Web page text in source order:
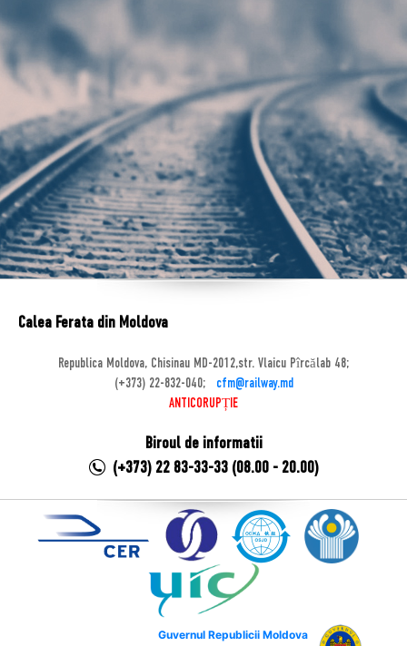
Calea Ferata din Moldova
Republica Moldova, Chisinau MD-2012,str. Vlaicu Pîrcălab 48;
(+373) 22-832-040;
cfm@railway.md
ANTICORUPȚIE
Biroul de informatii
(+373) 22 83-33-33 (08.00 - 20.00)
Guvernul Republicii Moldova